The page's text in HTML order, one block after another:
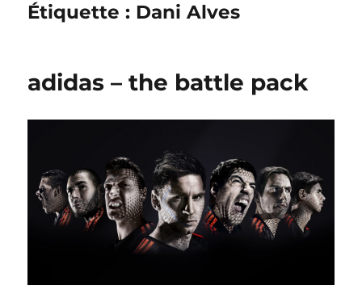
Étiquette : Dani Alves
adidas – the battle pack